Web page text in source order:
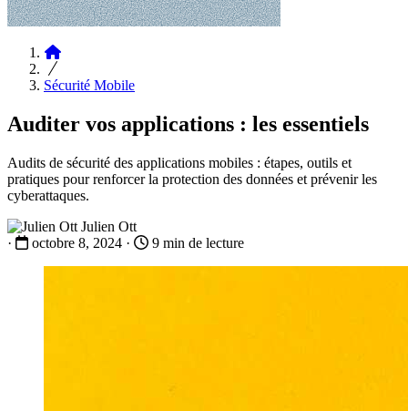
Sécurité Mobile
Auditer vos applications : les essentiels
Audits de sécurité des applications mobiles : étapes, outils et
pratiques pour renforcer la protection des données et prévenir les
cyberattaques.
Julien Ott
·
octobre 8, 2024 · 9 min de lecture